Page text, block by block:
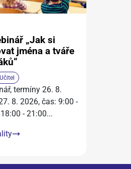
„Jak si
jména a tváře
Učitel
termíny 26. 8.
8. 2026, čas: 9:00 -
- 21:00...